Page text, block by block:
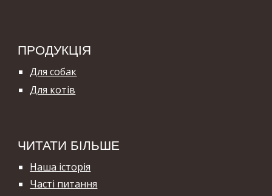
ПРОДУКЦІЯ
Для собак
Для котів
ЧИТАТИ БІЛЬШЕ
Наша історія
Часті питання